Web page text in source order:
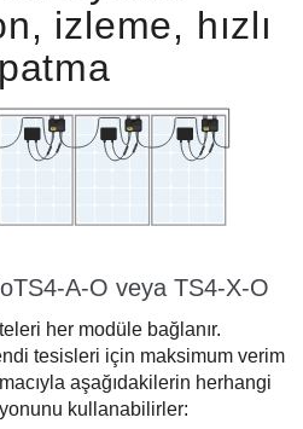
izleme, hızlı
A-O veya TS4-X-O
her modüle bağlanır.
tesisleri için maksimum verim
aşağıdakilerin herhangi
kullanabilirler: